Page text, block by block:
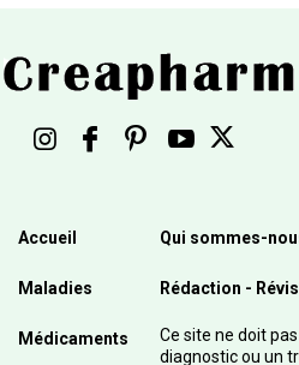
Accueil
Maladies
Médicaments
Qui sommes-
Rédaction -
Ce site ne doit
diagnostic ou un